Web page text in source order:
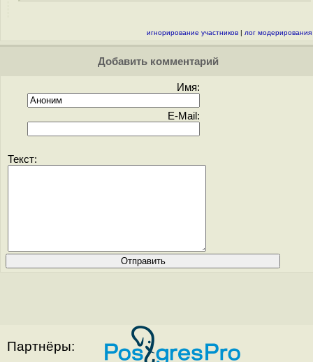
игнорирование участников | лог модерирования
Добавить комментарий
Имя:
E-Mail:
Текст:
Партнёры: